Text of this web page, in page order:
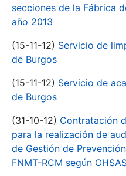
secciones de la Fábrica
año 2013
(15-11-12) Servicio de
de Burgos
(15-11-12) Servicio de
de Burgos
(31-10-12) Contratación
para la realización de
de Gestión de
FNMT-RCM según